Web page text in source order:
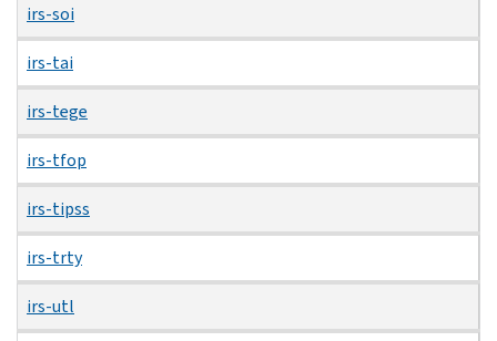
irs-soi
irs-tai
irs-tege
irs-tfop
irs-tipss
irs-trty
irs-utl